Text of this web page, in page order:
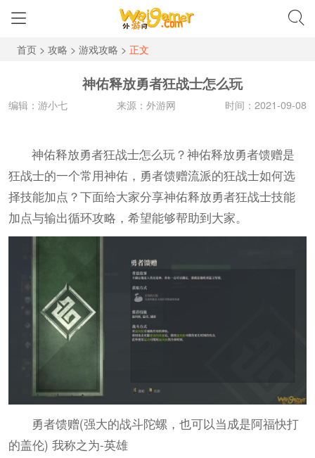
首页> 攻略 > 游戏攻略 > 正文
神佑释放勇者狂战士怎么玩
编辑：游小七 来源：外游网 时间：2021-09-08
神佑释放勇者狂战士怎么玩？神佑释放勇者馈赠是
狂战士的一个常用神佑，勇者馈赠流派的狂战士如何选
择技能加点？下面给大家分享神佑释放勇者狂战士技能
加点与输出循环攻略，希望能够帮助到大家。
勇者馈赠(强大的战斗陀螺，也可以当成是阿福快打
的盖伦) 我称之为-英雄